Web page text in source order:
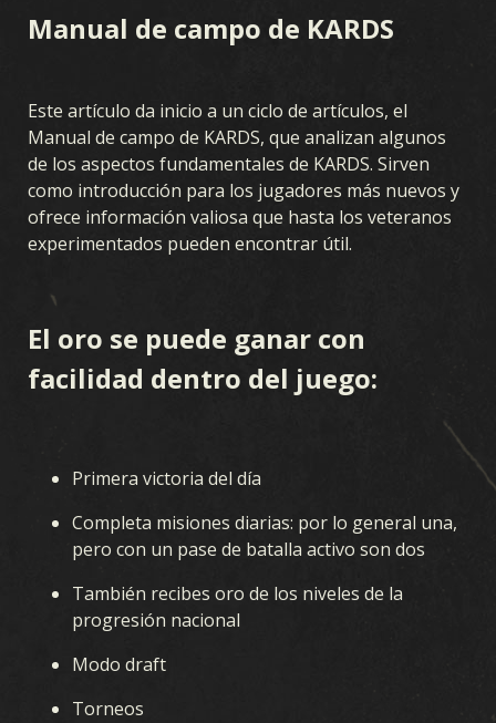
Manual de campo de KARDS
Este artículo da inicio a un ciclo de artículos, el
Manual de campo de KARDS, que analizan algunos
de los aspectos fundamentales de KARDS. Sirven
como introducción para los jugadores más nuevos y
ofrece información valiosa que hasta los veteranos
experimentados pueden encontrar útil.
El oro se puede ganar con
facilidad dentro del juego:
Primera victoria del día
Completa misiones diarias: por lo general una,
pero con un pase de batalla activo son dos
También recibes oro de los niveles de la
progresión nacional
Modo draft
Torneos
JUEGO
NACIONES
ACADEMIA DE KARDS
PREGUNTAS FRECUENTES